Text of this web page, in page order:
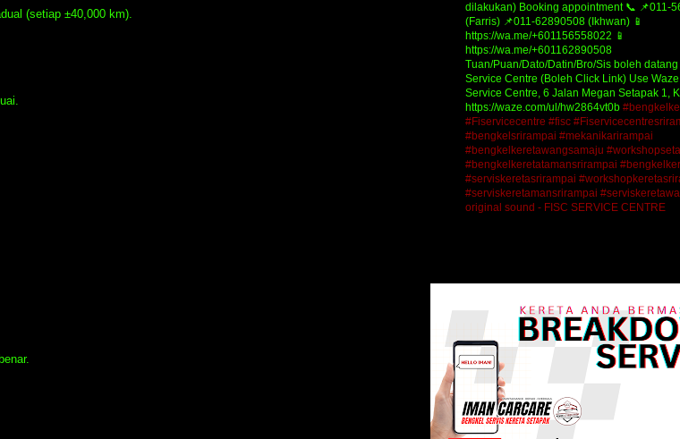
(setiap ±40,000 km).
dilakukan) Booking appointment 📞 📌011-
(Farris) 📌011-62890508 (Ikhwan) 📱
https://wa.me/+601156558022 📱
https://wa.me/+601162890508
Tuan/Puan/Dato/Datin/Bro/Sis boleh datang
Service Centre (Boleh Click Link) Use Waze
Service Centre, 6 Jalan Megan Setapak 1,
https://waze.com/ul/hw2864vt0b
#Fiservicecentre #fisc
#bengkelsrirampai #mekanikarirampai
#bengkelkeretawangsamaju
#bengkelkeretatamansrirampai
#serviskeretasrirampai
#serviskeretamansrirampai
original sound - FISC SERVICE CENTRE